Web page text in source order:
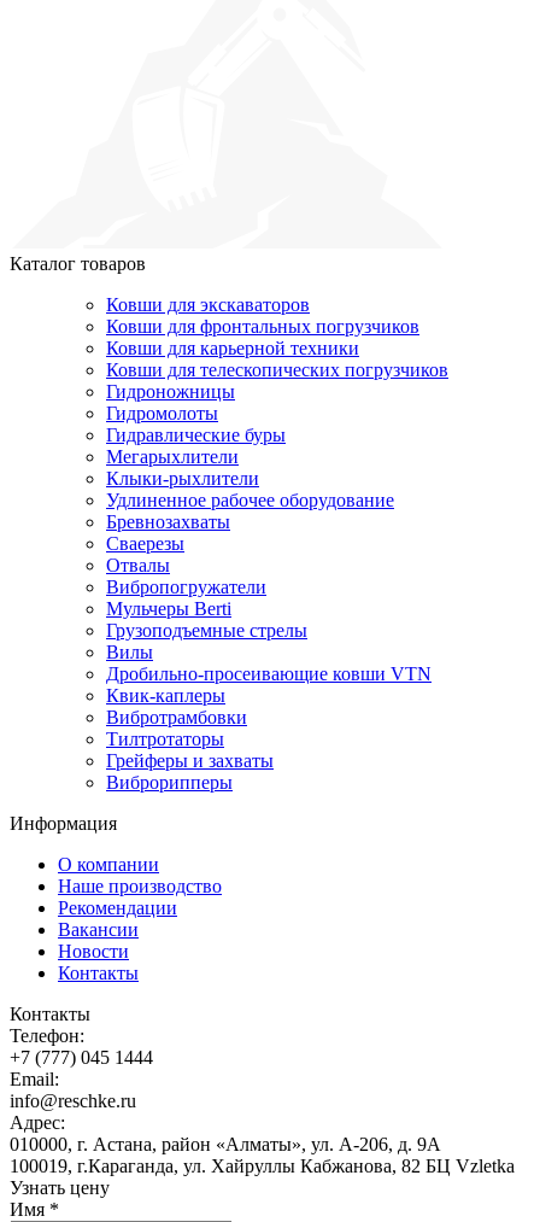
Каталог товаров
Ковши для экскаваторов
Ковши для фронтальных погрузчиков
Ковши для карьерной техники
Ковши для телескопических погрузчиков
Гидроножницы
Гидромолоты
Гидравлические буры
Мегарыхлители
Клыки-рыхлители
Удлиненное рабочее оборудование
Бревнозахваты
Сваерезы
Отвалы
Вибропогружатели
Мульчеры Berti
Грузоподъемные стрелы
Вилы
Дробильно-просеивающие ковши VTN
Квик-каплеры
Вибротрамбовки
Тилтротаторы
Грейферы и захваты
Виброрипперы
Информация
О компании
Наше производство
Рекомендации
Вакансии
Новости
Контакты
Контакты
Телефон:
+7 (777) 045 1444
Email:
info@reschke.ru
Адрес:
010000, г. Астана, район «Алматы», ул. А-206, д. 9А
100019, г.Караганда, ул. Хайруллы Кабжанова, 82 БЦ Vzletka
Узнать цену
Имя *